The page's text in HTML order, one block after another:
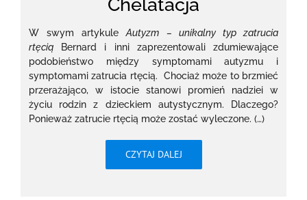
Chelatacja
W swym artykuleAutyzm – unikalny typ zatrucia
rtęciąBernard i inni zaprezentowali zdumiewające
podobieństwo między symptomami autyzmu i
symptomami zatrucia rtęcią. Chociaż może to brzmieć
przerażająco, w istocie stanowi promień nadziei w
życiu rodzin z dzieckiem autystycznym. Dlaczego?
Ponieważ zatrucie rtęcią może zostać wyleczone. (…)
CZYTAJ DALEJ